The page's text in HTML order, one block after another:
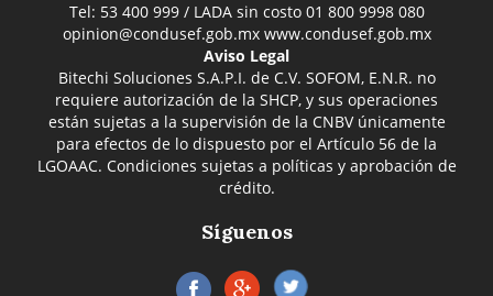
Tel: 53 400 999 / LADA sin costo 01 800 9998 080
opinion@condusef.gob.mx www.condusef.gob.mx
Aviso Legal
Bitechi Soluciones S.A.P.I. de C.V. SOFOM, E.N.R. no
requiere autorización de la SHCP, y sus operaciones
están sujetas a la supervisión de la CNBV únicamente
para efectos de lo dispuesto por el Artículo 56 de la
LGOAAC. Condiciones sujetas a políticas y aprobación de
crédito.
Síguenos